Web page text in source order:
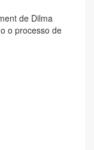
de Dilma
o processo de